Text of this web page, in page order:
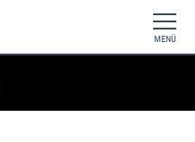
MENÜ